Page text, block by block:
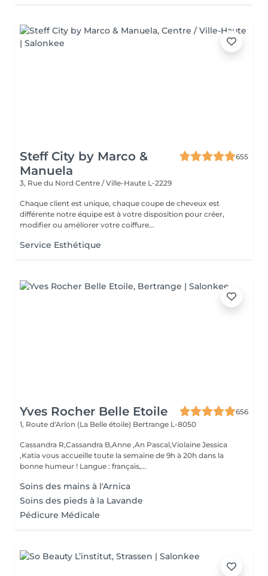
Steff City by Marco &
Manuela
655
3, Rue du Nord Centre / Ville-Haute L-2229
Chaque client est unique, chaque coupe de cheveux est
différente notre équipe est à votre disposition pour créer,
modifier ou améliorer votre coiffure...
Service Esthétique
Yves Rocher Belle Etoile
656
1, Route d'Arlon (La Belle étoile) Bertrange L-8050
Cassandra R,Cassandra B,Anne ,An Pascal,Violaine Jessica
,Katia vous accueille toute la semaine de 9h à 20h dans la
bonne humeur ! Langue : français,...
Soins des mains à l'Arnica
Soins des pieds à la Lavande
Pédicure Médicale